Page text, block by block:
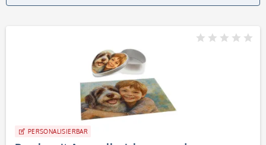
PERSONALISIERBAR